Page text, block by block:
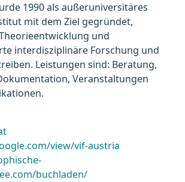
1990 als außeruniversitäres
mit dem Ziel gegründet,
und
interdisziplinäre Forschung und
Leistungen sind: Beratung,
Veranstaltungen
view/vif-austria
buchladen/